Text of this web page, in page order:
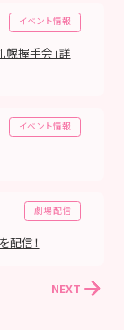
イベント情報
幌握手会」詳
イベント情報
劇場配信
配信！
NEXT